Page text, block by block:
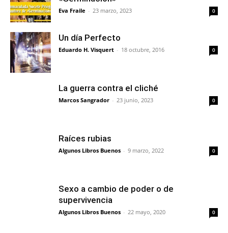
Eva Fraile - 23 marzo, 2023 0
Un día Perfecto
Eduardo H. Visquert - 18 octubre, 2016 0
La guerra contra el cliché
Marcos Sangrador - 23 junio, 2023 0
Raíces rubias
Algunos Libros Buenos - 9 marzo, 2022 0
Sexo a cambio de poder o de
supervivencia
Algunos Libros Buenos - 22 mayo, 2020 0